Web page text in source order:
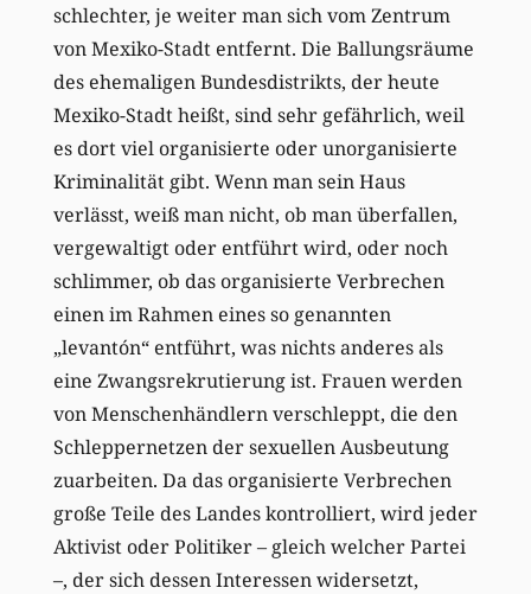
schlechter, je weiter man sich vom Zentrum
von Mexiko-Stadt entfernt. Die Ballungsräume
des ehemaligen Bundesdistrikts, der heute
Mexiko-Stadt heißt, sind sehr gefährlich, weil
es dort viel organisierte oder unorganisierte
Kriminalität gibt. Wenn man sein Haus
verlässt, weiß man nicht, ob man überfallen,
vergewaltigt oder entführt wird, oder noch
schlimmer, ob das organisierte Verbrechen
einen im Rahmen eines so genannten
„levantón“ entführt, was nichts anderes als
eine Zwangsrekrutierung ist. Frauen werden
von Menschenhändlern verschleppt, die den
Schleppernetzen der sexuellen Ausbeutung
zuarbeiten. Da das organisierte Verbrechen
große Teile des Landes kontrolliert, wird jeder
Aktivist oder Politiker – gleich welcher Partei
–, der sich dessen Interessen widersetzt,